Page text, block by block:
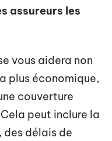
assureurs les
vous aidera non
plus économique,
couverture
peut inclure la
délais de